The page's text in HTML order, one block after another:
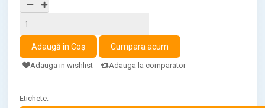
Adauga in wishlist Adauga la comparator
Etichete: